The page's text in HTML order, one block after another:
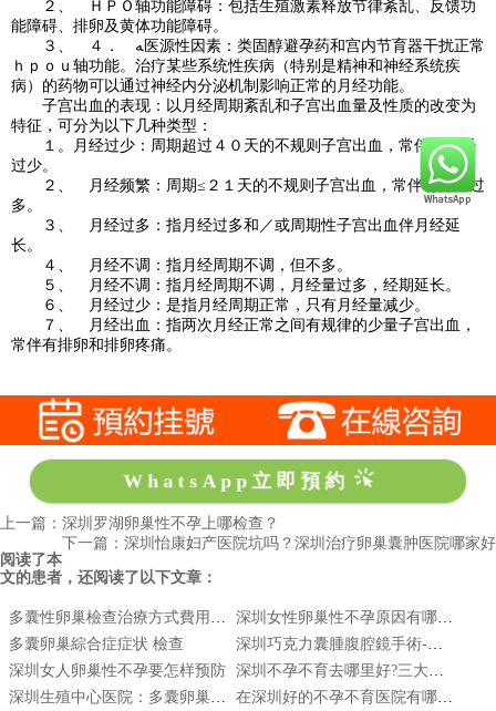
２、 ＨＰＯ轴功能障碍：包括生殖激素释放节律紊乱、反馈功
能障碍、排卵及黄体功能障碍。
３、 ４． ﻪ医源性因素：类固醇避孕药和宫内节育器干扰正常
ｈｐｏｕ轴功能。治疗某些系统性疾病（特别是精神和神经系统疾
病）的药物可以通过神经内分泌机制影响正常的月经功能。
子宫出血的表现：以月经周期紊乱和子宫出血量及性质的改变为
特征，可分为以下几种类型：
１。月经过少：周期超过４０天的不规则子宫出血，常伴有月经
过少。
２、 月经频繁：周期≤２１天的不规则子宫出血，常伴有月经过
多。
３、 月经过多：指月经过多和／或周期性子宫出血伴月经延
长。
４、 月经不调：指月经周期不调，但不多。
５、 月经不调：指月经周期不调，月经量过多，经期延长。
６、 月经过少：是指月经周期正常，只有月经量减少。
７、 月经出血：指两次月经正常之间有规律的少量子宫出血，
常伴有排卵和排卵疼痛。
WhatsApp立即預約
上一篇：深圳罗湖卵巢性不孕上哪检查？
下一篇：深圳怡康妇产医院坑吗？深圳治疗卵巢囊肿医院哪家好
阅读了本
文的患者，还阅读了以下文章：
多囊卵巢綜合症症状 檢查
深圳女人卵巢性不孕要怎样预防